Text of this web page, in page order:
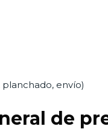
planchado, envío)
de